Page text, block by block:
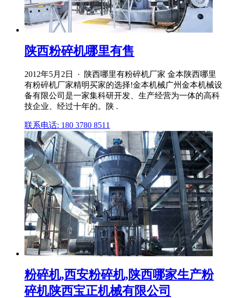
陕西粉碎机哪里有售
2012年5月2日 · 陕西哪里有粉碎机厂家 金本陕西哪里
有粉碎机厂家精明买家的选择!金本机械广州金本机械设
备有限公司是一家集科研开发、生产经营为一体的高科
技企业、经过十年的。陕 .
联系电话: 180 3780 8511
粉碎机,西安粉碎机,陕西哪家生产粉
碎机陕西宝正机械有限公司